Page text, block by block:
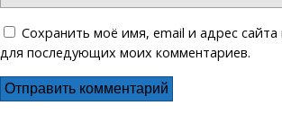
Сохранить моё имя, email и адрес сайта
для последующих моих комментариев.